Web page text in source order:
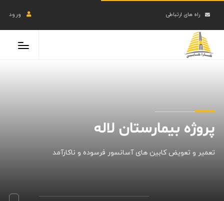
راه های ارتباطی ورود
پروژه بیمارستان لاله
تعمیر و تعویض کابین های آسانسور فرسوده و ناکارآمد